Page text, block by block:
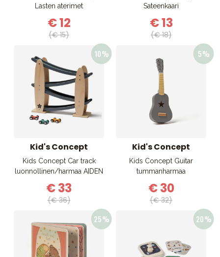
Lasten aterimet
€ 12
(€ 15)
Sateenkaari
€ 13
(€ 18)
Kid's Concept
Kids Concept Car track
luonnollinen/harmaa AIDEN
€ 33
(€ 36)
Kid's Concept
Kids Concept Guitar
tummanharmaa
€ 30
(€ 32)